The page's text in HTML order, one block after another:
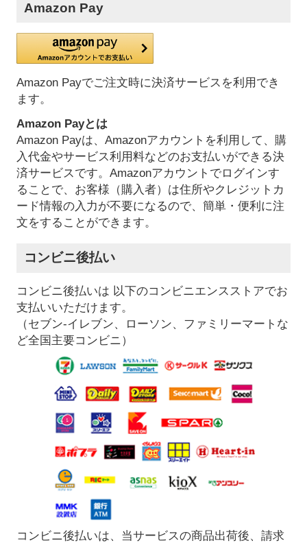
Amazon Pay
Amazon Payでご注文時に決済サービスを利用でき
ます。
Amazon Payとは
Amazon Payは、Amazonアカウントを利用して、購
入代金やサービス利用料などのお支払いができる決
済サービスです。Amazonアカウントでログインす
ることで、お客様（購入者）は住所やクレジットカ
ード情報の入力が不要になるので、簡単・便利に注
文をすることができます。
コンビニ後払い
コンビニ後払いは 以下のコンビニエンスストアでお
支払いいただけます。
（セブン-イレブン、ローソン、ファミリーマートな
ど全国主要コンビニ）
コンビニ後払いは、当サービスの商品出荷後、請求